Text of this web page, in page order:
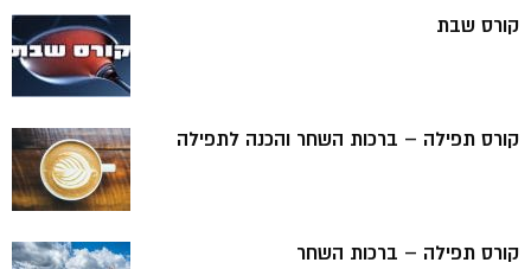
קורס שבת
קורס תפילה – ברכות השחר והכנה לתפילה
קורס תפילה – ברכות השחר